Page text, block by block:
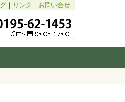
｜リンク｜お問い合せ